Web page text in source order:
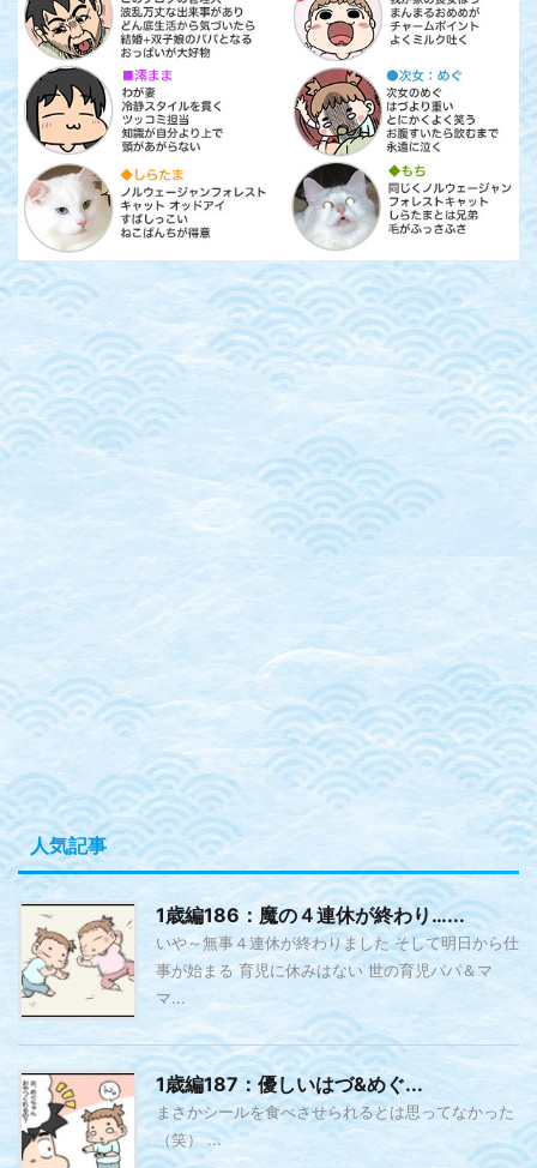
人気記事
1歳編186：魔の４連休が終わり…...
いや～無事４連休が終わりました そして明日から仕
事が始まる 育児に休みはない 世の育児パパ＆マ
マ...
1歳編187：優しいはづ&めぐ...
まさかシールを食べさせられるとは思ってなかった
（笑） ...